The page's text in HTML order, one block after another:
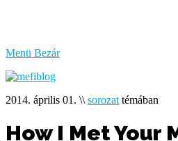
Menü Bezár
2014. április 01. \\ sorozat témában
How I Met Your